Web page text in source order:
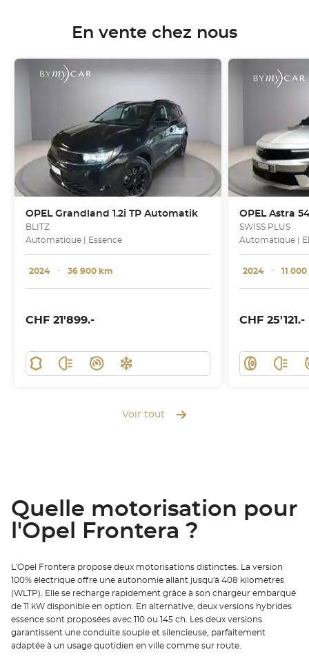
En vente chez nous
OPEL Grandland 1.2i TP Automatik
BLITZ
Automatique | Essence
2024 ･ 36 900 km
CHF 21'899.-
OPEL Astra
SWISS PLUS
Automatique |
2024 ･ 11
CHF 25'121.-
Voir tout
Quelle motorisation pour
l'Opel Frontera ?
L'Opel Frontera propose deux motorisations distinctes. La version
100% électrique offre une autonomie allant jusqu'à 408 kilomètres
(WLTP). Elle se recharge rapidement grâce à son chargeur embarqué
de 11 kW disponible en option. En alternative, deux versions hybrides
essence sont proposées avec 110 ou 145 ch. Les deux versions
garantissent une conduite souple et silencieuse, parfaitement
adaptée à un usage quotidien en ville comme sur route.